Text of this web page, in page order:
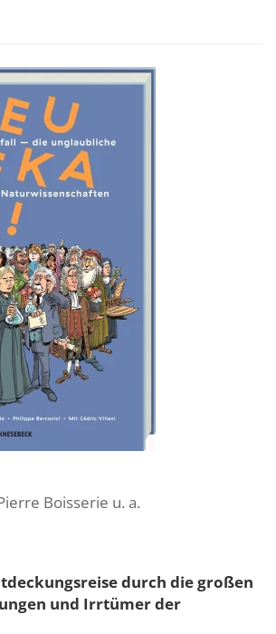
Boisserie u. a.
durch die großen
und Irrtümer der